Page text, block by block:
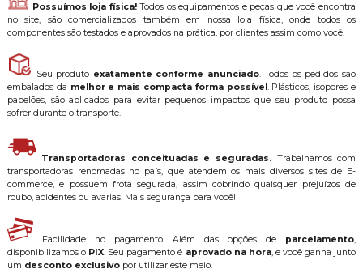
Possuímos loja física!Todos os equipamentos e peças que você encontra
no site, são comercializados também em nossa loja física, onde todos os
componentes são testados e aprovados na prática, por clientes assim como você.
Seu produto exatamente conforme anunciado. Todos os pedidos são
embalados da melhor e mais compacta forma possível. Plásticos, isopores e
papelões, são aplicados para evitar pequenos impactos que seu produto possa
sofrer durante o transporte.
Transportadoras conceituadas e seguradas. Trabalhamos com
transportadoras renomadas no país, que atendem os mais diversos sites de E-
commerce, e possuem frota segurada, assim cobrindo quaisquer prejuízos de
roubo, acidentes ou avarias. Mais segurança para você!
Facilidade no pagamento. Além das opções de parcelamento
disponibilizamos o PIX . Seu pagamento é aprovado na hora, e você ganha junto
um desconto exclusivopor utilizar este meio.